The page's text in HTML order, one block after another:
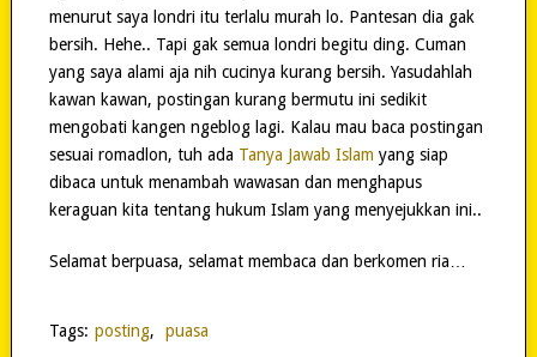
menurut saya londri itu terlalu murah lo. Pantesan dia gak
bersih. Hehe.. Tapi gak semua londri begitu ding. Cuman
yang saya alami aja nih cucinya kurang bersih. Yasudahlah
kawan kawan, postingan kurang bermutu ini sedikit
mengobati kangen ngeblog lagi. Kalau mau baca postingan
sesuai romadlon, tuh ada Tanya Jawab Islam yang siap
dibaca untuk menambah wawasan dan menghapus
keraguan kita tentang hukum Islam yang menyejukkan ini..
Selamat berpuasa, selamat membaca dan berkomen ria…
Tags: posting, puasa